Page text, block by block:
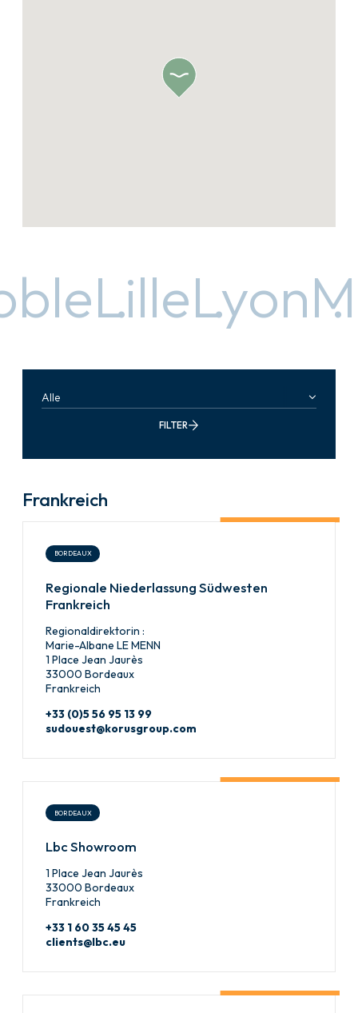
LilleLyon
Alle
FILTER
Frankreich
BORDEAUX
Regionale Niederlassung Südwesten
Frankreich
Regionaldirektorin :
Marie-Albane LE MENN
1 Place Jean Jaurès
33000 Bordeaux
Frankreich
+33 (0)5 56 95 13 99
sudouest@korusgroup.com
BORDEAUX
Lbc Showroom
1 Place Jean Jaurès
33000 Bordeaux
Frankreich
+33 1 60 35 45 45
clients@lbc.eu